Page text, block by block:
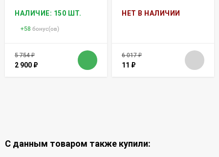
НАЛИЧИЕ: 150 ШТ.
+58 бонус(ов)
5 754₽
2 900 ₽
НЕТ В НАЛИЧИИ
6 017₽
11 ₽
С данным товаром также купили: